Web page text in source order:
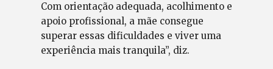
Com orientação adequada, acolhimento e
apoio profissional, a mãe consegue
superar essas dificuldades e viver uma
experiência mais tranquila”, diz.